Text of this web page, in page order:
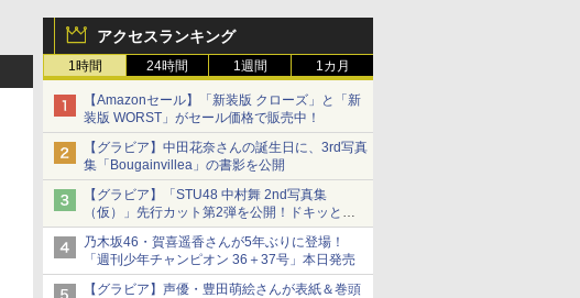
アクセスランキング
1時間 24時間 1週間 1カ月
【Amazonセール】「新装版 クローズ」と「新
装版 WORST」がセール価格で販売中！
【グラビア】中田花奈さんの誕生日に、3rd写真
集「Bougainvillea」の書影を公開
【グラビア】「STU48 中村舞 2nd写真集
（仮）」先行カット第2弾を公開！ドキッとす
るランジェリーカットなど新たな挑戦
乃木坂46・賀喜遥香さんが5年ぶりに登場！
「週刊少年チャンピオン 36＋37号」本日発売
【グラビア】声優・豊田萌絵さんが表紙＆巻頭